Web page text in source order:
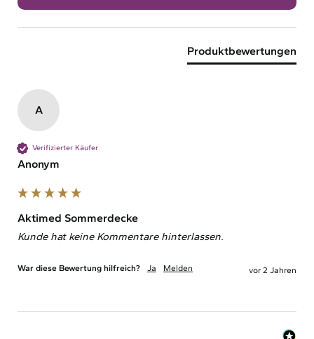
Produktbewertungen
A
Verifizierter Käufer
Anonym
Aktimed Sommerdecke
Kunde hat keine Kommentare hinterlassen.
War diese Bewertung hilfreich? Ja Melden vor 2 Jahren